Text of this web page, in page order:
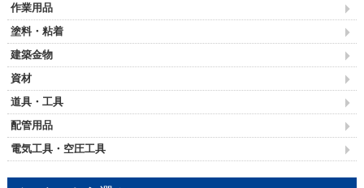
作業用品
塗料・粘着
建築金物
資材
道具・工具
配管用品
電気工具・空圧工具